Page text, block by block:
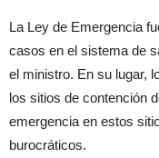
La Ley de Emergencia
casos en el sistema de
el ministro. En su lugar,
los sitios de contención
emergencia en estos
burocráticos.